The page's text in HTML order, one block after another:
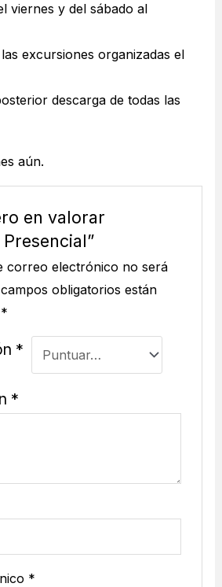
viernes y del sábado al
excursiones organizadas el
descarga de todas las
aún.
en valorar
correo electrónico no será
obligatorios están
*
*
*
*